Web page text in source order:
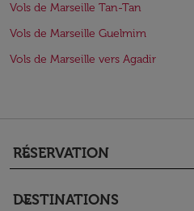
Vols de Marseille Tan-Tan
Vols de Marseille Guelmim
Vols de Marseille vers Agadir
RÉSERVATION
keyboard_arrow_down
DESTINATIONS
keyboard_arrow_down